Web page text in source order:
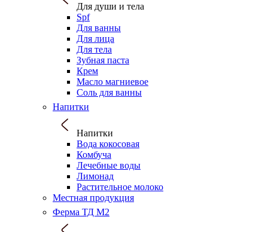
Для души и тела
Spf
Для ванны
Для лица
Для тела
Зубная паста
Крем
Масло магниевое
Соль для ванны
Напитки
Напитки
Вода кокосовая
Комбуча
Лечебные воды
Лимонад
Растительное молоко
Местная продукция
Ферма ТД М2